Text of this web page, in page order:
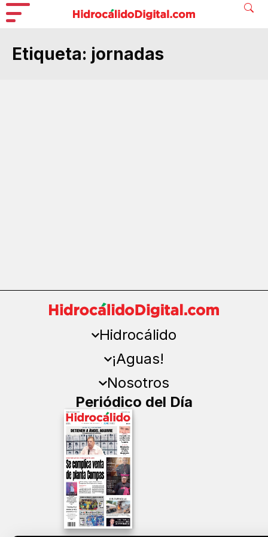
Etiqueta: jornadas
Hidrocálido
¡Aguas!
Nosotros
Periódico del Día